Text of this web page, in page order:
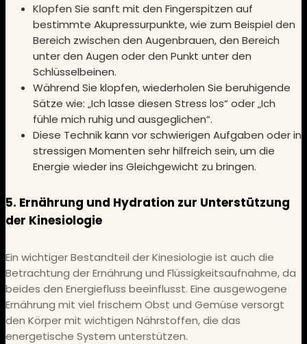
Klopfen Sie sanft mit den Fingerspitzen auf
bestimmte Akupressurpunkte, wie zum Beispiel den
Bereich zwischen den Augenbrauen, den Bereich
unter den Augen oder den Punkt unter den
Schlüsselbeinen.
Während Sie klopfen, wiederholen Sie beruhigende
Sätze wie: „Ich lasse diesen Stress los“ oder „Ich
fühle mich ruhig und ausgeglichen“.
Diese Technik kann vor schwierigen Aufgaben oder in
stressigen Momenten sehr hilfreich sein, um die
Energie wieder ins Gleichgewicht zu bringen.
5. Ernährung und Hydration zur Unterstützung
der Kinesiologie
Ein wichtiger Bestandteil der Kinesiologie ist auch die
Betrachtung der Ernährung und Flüssigkeitsaufnahme, da
beides den Energiefluss beeinflusst. Eine ausgewogene
Ernährung mit viel frischem Obst und Gemüse versorgt
den Körper mit wichtigen Nährstoffen, die das
energetische System unterstützen.